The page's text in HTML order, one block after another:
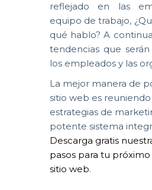
reflejado en las
equipo de trabajo,
qué hablo? A
tendencias que
los empleados y las
La mejor manera de
sitio web es
estrategias de
potente sistema
Descarga gratis
pasos para tu
sitio web.